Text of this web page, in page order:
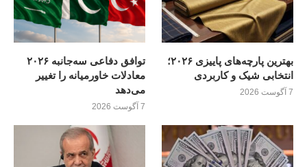
بهترین پارچه‌های پاییزی ۲۰۲۶؛
انتخابی شیک و کاربردی
7 آگوست 2026
توافق دفاعی سه‌جانبه ۲۰۲۶
معادلات خاورمیانه را تغییر
می‌دهد
7 آگوست 2026